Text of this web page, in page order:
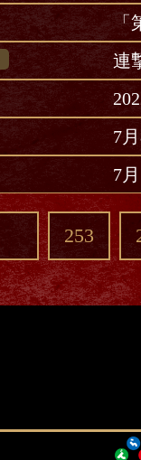
連
7
7
253